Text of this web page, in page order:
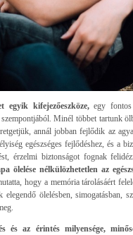
egyik kifejezőeszköze,egy fontos
Minél többet tartunk
annál jobban fejlődik az
egészséges fejlődéshez, és a
érzelmi biztonságot fognak
ölelése nélkülözhetetlen az
hogy a memória tárolásáért
ölelésben, simogatásban,
és az érintés milyensége,